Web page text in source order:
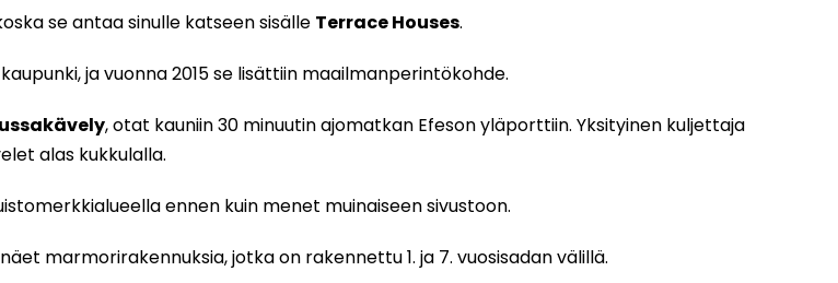
se antaa sinulle katseen sisälle Terrace Houses.
ja vuonna 2015 se lisättiin maailmanperintökohde.
, otat kauniin 30 minuutin ajomatkan Efeson yläporttiin. Yksityinen kuljettaja
alas kukkulalla.
ennen kuin menet muinaiseen sivustoon.
marmorirakennuksia, jotka on rakennettu 1. ja 7. vuosisadan välillä.